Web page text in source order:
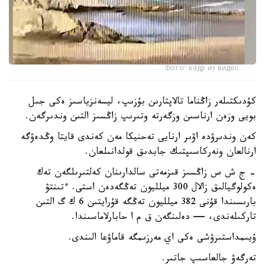
Фото: кадр из видео
كۇدىكتىلەر زاڭناما تالاپتارىن بۇزىپ، ليسەنزياسىز ەكى جىل
بويى وزەن ارناسىن وزگەرتە وتىرىپ زاڭسىز التىن وندىرگەن.
كەن وندىرۋدە اۋىر ارنايى تەحنيكا مەن كەندى قايتا وڭدەۋگە
ارنالعان ونەركاسىپتىك جابدىق قولدانىلعان.
- ج ش س زاڭسىز قىزمەتى سالدارىنان كەلتىرىلگەن تەك
ەكولوگيالىق زالال 300 ميلليون تەڭگەدەن استى. ءتىنتۋ
بارىسىندا قۇنى 382 ميلليون تەڭگە قۇرايتىن 6 ك گ التىن
تاركىلەندى، — دەلىنگەن ق م ا حابارلاماسىندا.
ۇيىمداستىرۋشى ەكى اي مەرزىمگە قاماۋعا الىندى.
تەرگەۋ جالعاسىپ جاتىر.